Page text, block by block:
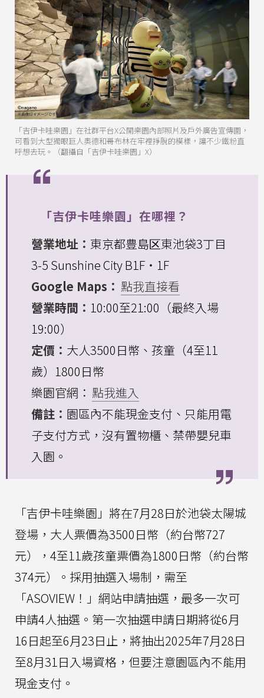
「吉伊卡哇樂園」在社群平台X公開樂園內部照片及戶外廣告宣傳圖，
可看到大型獨眼巨人奧德和哥布林在牢裡掙脫的模樣，讓不少鐵粉直
呼想去玩。（翻攝自「吉伊卡哇樂園」X）
「吉伊卡哇樂園」在哪裡？
營業地址： 東京都豊島区東池袋3丁目
3-5 Sunshine City B1F・1F
Google Maps： 點我直接看
營業時間： 10:00至21:00（最終入場
19:00）
定價： 大人3500日幣、孩童（4至11
歲）1800日幣
樂園官網： 點我進入
備註： 園區內不能現金支付、只能用電
子支付方式，沒有置物櫃、禁帶嬰兒車
入園。
「吉伊卡哇樂園」將在7月28日於池袋太陽城
登場，大人票價為3500日幣（約台幣727
元），4至11歲孩童票價為1800日幣（約台幣
374元）。採用抽選入場制，需至
「ASOVIEW！」網站申請抽選，最多一次可
申請4人抽選。第一次抽選申請日期將從6月
16日起至6月23日止，將抽出2025年7月28日
至8月31日入場資格，但要注意園區內不能用
現金支付。